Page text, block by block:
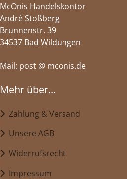
McOnis Handelskontor
André Stoßberg
Brunnenstr. 39
34537 Bad Wildungen
Mail: post @ mconis.de
Mehr über...
Zahlung & Versand
Unsere AGB
Widerrufsrecht
Impressum